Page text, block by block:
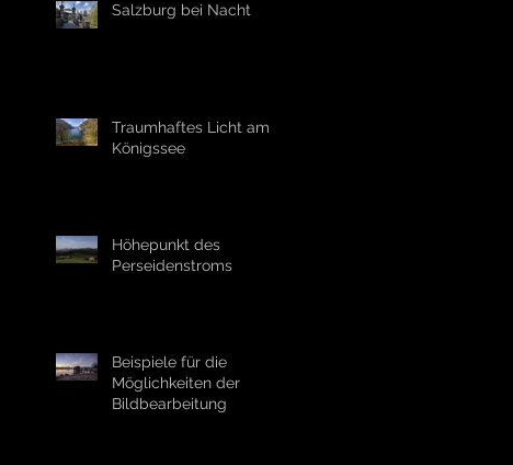
Salzburg bei Nacht
Traumhaftes Licht am
Königssee
Höhepunkt des
Perseidenstroms
Beispiele für die
Möglichkeiten der
Bildbearbeitung